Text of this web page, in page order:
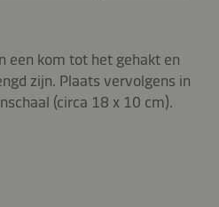
een kom tot het gehakt en
zijn. Plaats vervolgens in
(circa 18 x 10 cm).